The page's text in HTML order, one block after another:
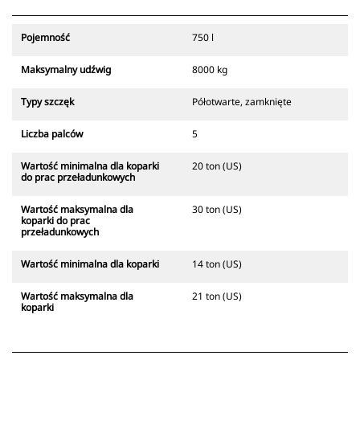
Pojemność 750 l
Maksymalny udźwig 8000 kg
Typy szczęk Półotwarte, zamknięte
Liczba palców 5
Wartość minimalna dla koparki
do prac przeładunkowych
20 ton (US)
Wartość maksymalna dla
koparki do prac
przeładunkowych
30 ton (US)
Wartość minimalna dla koparki 14 ton (US)
Wartość maksymalna dla
koparki
21 ton (US)